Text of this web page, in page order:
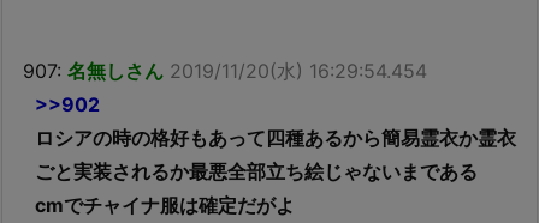
907: 名無しさん 2019/11/20(水) 16:29:54.454
>>902
ロシアの時の格好もあって四種あるから簡易霊衣か霊衣
ごと実装されるか最悪全部立ち絵じゃないまである
cmでチャイナ服は確定だがよ